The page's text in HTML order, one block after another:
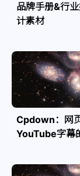
品牌手册&行
计素材
Cpdown：网
YouTube字幕